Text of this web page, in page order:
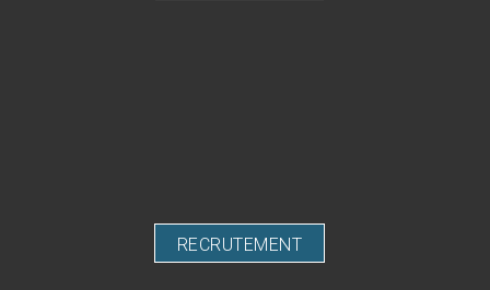
RECRUTEMENT